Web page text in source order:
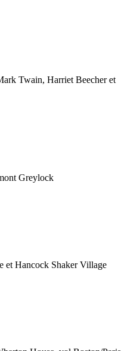
Twain, Harriet Beecher et
Greylock
et Hancock Shaker Village